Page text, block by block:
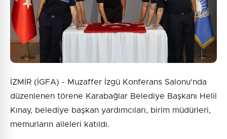
İZMİR (İGFA) - Muzaffer İzgü Konferans Salonu'nda
düzenlenen törene Karabağlar Belediye Başkanı Helil
Kınay, belediye başkan yardımcıları, birim müdürleri,
memurların aileleri katıldı.